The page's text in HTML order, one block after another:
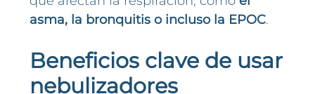
asma, la bronquitis o incluso la EPOC.
Beneficios clave de usar
nebulizadores